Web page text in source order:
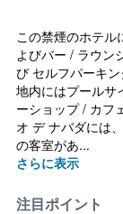
この禁煙のホテル
よびバー / ラウン
び セルフパーキ
地内にはプールサ
ーショップ / カフ
オ デ ナバダには
の客室があ...
さらに表示
注目ポイント